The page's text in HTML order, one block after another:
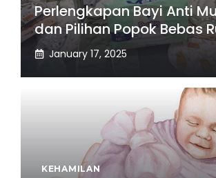
Perlengkapan Bayi Anti
dan Pilihan Popok Bebas
January 17, 2025
KEHAMILAN